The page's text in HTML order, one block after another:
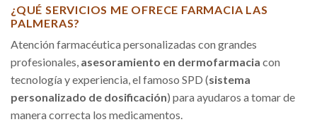
¿QUÉ SERVICIOS ME OFRECE FARMACIA LAS
PALMERAS?
Atención farmacéutica personalizadas con grandes
profesionales, asesoramiento en dermofarmacia con
tecnología y experiencia, el famoso SPD (sistema
personalizado de dosificación) para ayudaros a tomar de
manera correcta los medicamentos.